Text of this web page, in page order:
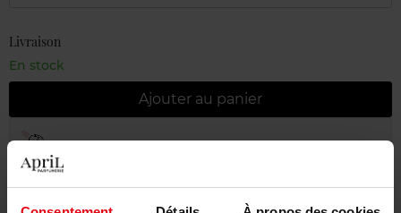
Livraison
En stock
Ajouter au panier